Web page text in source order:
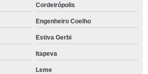
Cordeirópolis
Engenheiro Coelho
Estiva Gerbi
Itapeva
Leme